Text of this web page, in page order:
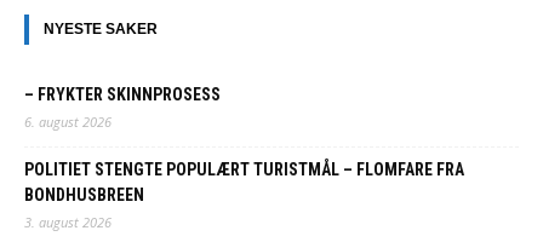
NYESTE SAKER
– FRYKTER SKINNPROSESS
6. august 2026
POLITIET STENGTE POPULÆRT TURISTMÅL – FLOMFARE FRA
BONDHUSBREEN
3. august 2026